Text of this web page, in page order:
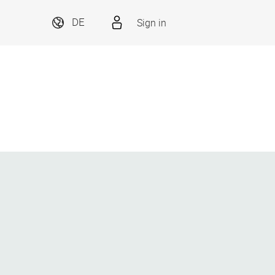
DE Sign in